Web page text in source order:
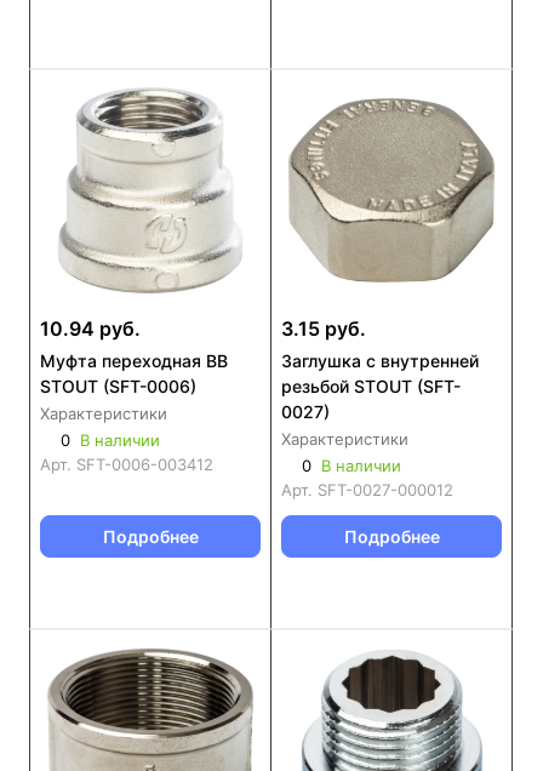
10.94 руб.
Муфта переходная ВВ
STOUT (SFT-0006)
Характеристики
0 В наличии
Арт. SFT-0006-003412
Подробнее
3.15 руб.
Заглушка с внутренней
резьбой STOUT (SFT-
0027)
Характеристики
0 В наличии
Арт. SFT-0027-000012
Подробнее